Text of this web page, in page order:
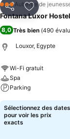
PartagerAjouter à
3 ÉtoilesAuberge de
Fontana Luxor Hostel
8,0 Très bien (490
Louxor, Egypte
Wi-Fi gratuit
Spa
Parking
Consulter les prix
Sélectionnez des dates
pour voir les prix
exacts